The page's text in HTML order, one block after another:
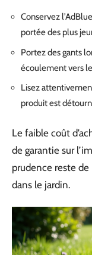
Conservez
portée des plus
Portez des gants
écoulement vers
Lisez
produit est
Le faible coût
de garantie sur
prudence reste
dans le jardin.